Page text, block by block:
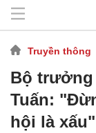
Truyền thông
Bộ trưởng
Tuấn:
hội là xấu"